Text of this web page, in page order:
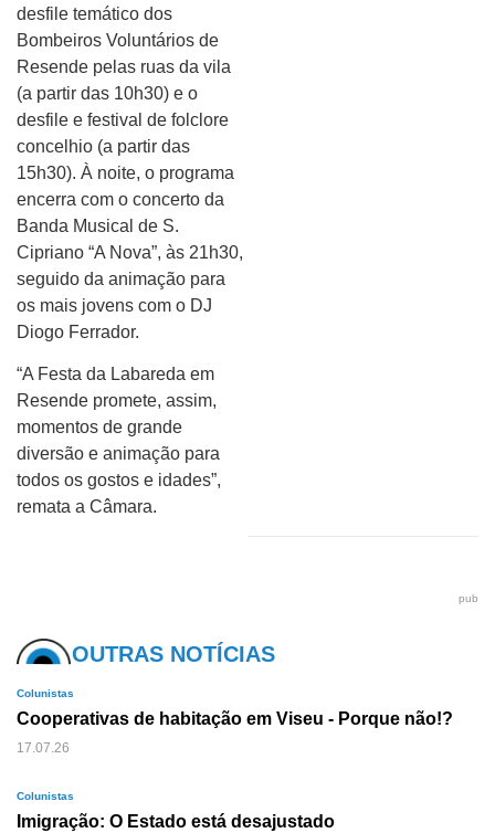
desfile temático dos
Bombeiros Voluntários de
Resende pelas ruas da vila
(a partir das 10h30) e o
desfile e festival de folclore
concelhio (a partir das
15h30). À noite, o programa
encerra com o concerto da
Banda Musical de S.
Cipriano “A Nova”, às 21h30,
seguido da animação para
os mais jovens com o DJ
Diogo Ferrador.
“A Festa da Labareda em
Resende promete, assim,
momentos de grande
diversão e animação para
todos os gostos e idades”,
remata a Câmara.
pub
OUTRAS NOTÍCIAS
Colunistas
Cooperativas de habitação em Viseu - Porque não!?
17.07.26
Colunistas
Imigração: O Estado está desajustado